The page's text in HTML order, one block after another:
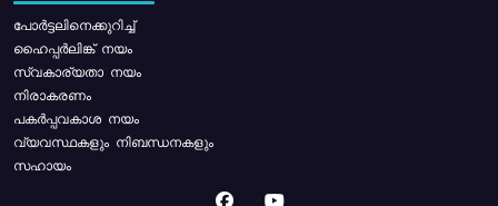
പോര്‍ട്ടലിനെക്കുറിച്ച്
ഹൈപ്പർലിങ്ക് നയം
സ്വകാര്യതാ നയം
നിരാകരണം
പകർപ്പവകാശ നയം
വ്യവസ്ഥകളും നിബന്ധനകളും
സഹായം